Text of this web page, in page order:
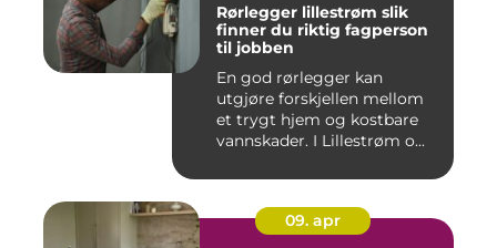
Rørlegger lillestrøm slik
finner du riktig fagperson
til jobben
En god rørlegger kan
utgjøre forskjellen mellom
et trygt hjem og kostbare
vannskader. I Lillestrøm o...
09. apr